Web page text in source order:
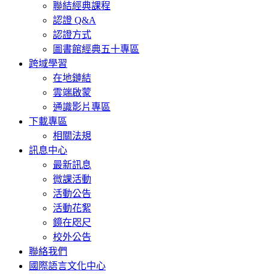
聯結經典課程
認證 Q&A
認證方式
圖書館經典五十專區
跨域學習
在地鏈結
雲端啟蒙
通識影片專區
下載專區
相關法規
訊息中心
最新訊息
微課活動
活動公告
活動花絮
鏡在咫尺
校外公告
聯絡我們
國際語言文化中心